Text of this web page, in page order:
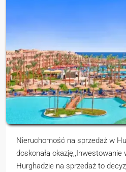
Nieruchomość na sprzedaż w
doskonałą
Hurghadzie na sprzedaż to